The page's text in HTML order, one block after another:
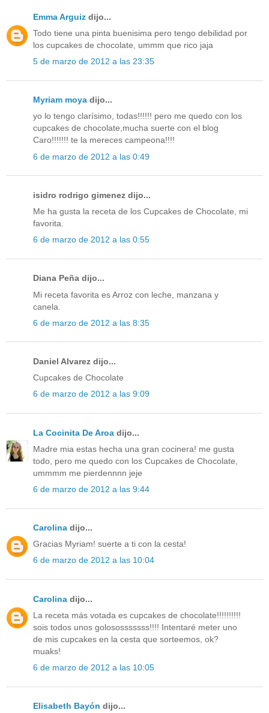
Emma Arguiz dijo...
Todo tiene una pinta buenisima pero tengo debilidad por
los cupcakes de chocolate, ummm que rico jaja
5 de marzo de 2012 a las 23:35
Myriam moya dijo...
yo lo tengo clarísimo, todas!!!!!! pero me quedo con los
cupcakes de chocolate,mucha suerte con el blog
Caro!!!!!!! te la mereces campeona!!!!
6 de marzo de 2012 a las 0:49
isidro rodrigo gimenez dijo...
Me ha gusta la receta de los Cupcakes de Chocolate, mi
favorita.
6 de marzo de 2012 a las 0:55
Diana Peña dijo...
Mi receta favorita es Arroz con leche, manzana y
canela.
6 de marzo de 2012 a las 8:35
Daniel Alvarez dijo...
Cupcakes de Chocolate
6 de marzo de 2012 a las 9:09
La Cocinita De Aroa dijo...
Madre mia estas hecha una gran cocinera! me gusta
todo, pero me quedo con los Cupcakes de Chocolate,
ummmm me pierdennnn jeje
6 de marzo de 2012 a las 9:44
Carolina dijo...
Gracias Myriam! suerte a ti con la cesta!
6 de marzo de 2012 a las 10:04
Carolina dijo...
La receta más votada es cupcakes de chocolate!!!!!!!!!!
sois todos unos golososssssss!!!! Intentaré meter uno
de mis cupcakes en la cesta que sorteemos, ok?
muaks!
6 de marzo de 2012 a las 10:05
Elisabeth Bayón dijo...